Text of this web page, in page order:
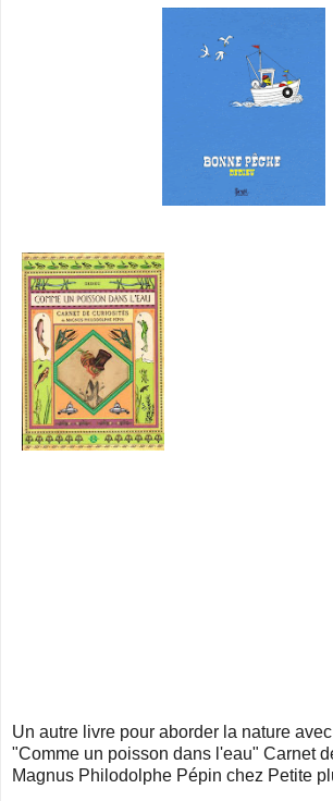
Un autre livre pour aborder la nature
"Comme un poisson dans l'eau" Carnet
Magnus Philodolphe Pépin chez Petite